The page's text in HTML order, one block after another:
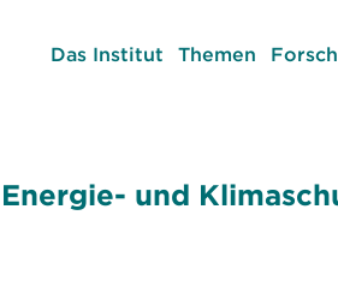
Das Institut Themen
Energie- und